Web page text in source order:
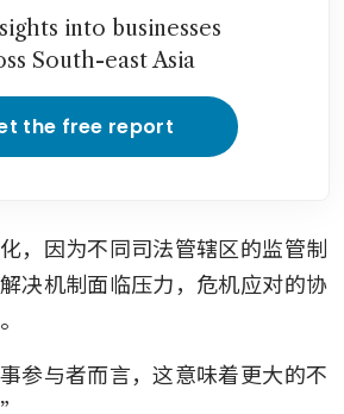
into businesses
South-east Asia
the free report
，因为不同司法管辖区的监管制
决机制面临压力，危机应对的协
参与者而言，这意味着更大的不